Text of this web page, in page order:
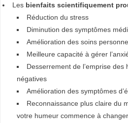
A
R
T
S
D
E
Les bienfaits scientifiquement
Réduction du stress
Diminution des symptômes
Amélioration des soins
Meilleure capacité à gérer
Desserrement de l’emprise
négatives
Amélioration des symptômes
Reconnaissance plus claire du
votre humeur commence à